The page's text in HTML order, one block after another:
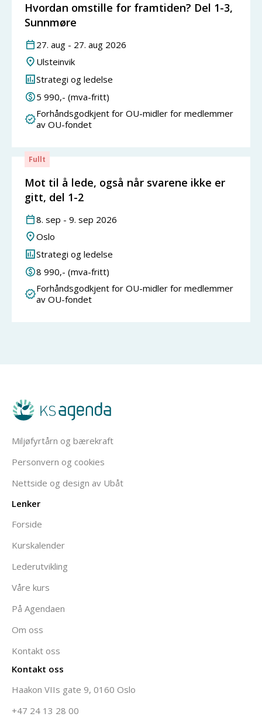
Hvordan omstille for framtiden? Del 1-3,
Sunnmøre
27. aug - 27. aug 2026
Ulsteinvik
Strategi og ledelse
5 990,- (mva-fritt)
Forhåndsgodkjent for OU-midler for medlemmer
av OU-fondet
Fullt
Mot til å lede, også når svarene ikke er
gitt, del 1-2
8. sep - 9. sep 2026
Oslo
Strategi og ledelse
8 990,- (mva-fritt)
Forhåndsgodkjent for OU-midler for medlemmer
av OU-fondet
Miljøfyrtårn og bærekraft
Personvern og cookies
Nettside og design av Ubåt
Lenker
Forside
Kurskalender
Lederutvikling
Våre kurs
På Agendaen
Om oss
Kontakt oss
Kontakt oss
Haakon VIIs gate 9, 0160 Oslo
+47 24 13 28 00